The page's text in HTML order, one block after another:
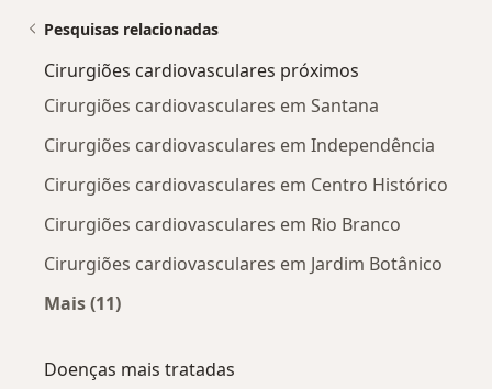
Pesquisas relacionadas
Cirurgiões cardiovasculares próximos
Cirurgiões cardiovasculares em Santana
Cirurgiões cardiovasculares em Independência
Cirurgiões cardiovasculares em Centro Histórico
Cirurgiões cardiovasculares em Rio Branco
Cirurgiões cardiovasculares em Jardim Botânico
Mais (11)
Doenças mais tratadas